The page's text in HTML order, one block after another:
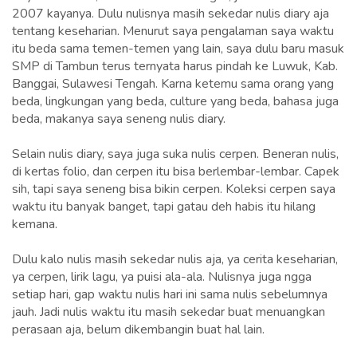
2007 kayanya. Dulu nulisnya masih sekedar nulis diary aja
tentang keseharian. Menurut saya pengalaman saya waktu
itu beda sama temen-temen yang lain, saya dulu baru masuk
SMP di Tambun terus ternyata harus pindah ke Luwuk, Kab.
Banggai, Sulawesi Tengah. Karna ketemu sama orang yang
beda, lingkungan yang beda, culture yang beda, bahasa juga
beda, makanya saya seneng nulis diary.
Selain nulis diary, saya juga suka nulis cerpen. Beneran nulis,
di kertas folio, dan cerpen itu bisa berlembar-lembar. Capek
sih, tapi saya seneng bisa bikin cerpen. Koleksi cerpen saya
waktu itu banyak banget, tapi gatau deh habis itu hilang
kemana.
Dulu kalo nulis masih sekedar nulis aja, ya cerita keseharian,
ya cerpen, lirik lagu, ya puisi ala-ala. Nulisnya juga ngga
setiap hari, gap waktu nulis hari ini sama nulis sebelumnya
jauh. Jadi nulis waktu itu masih sekedar buat menuangkan
perasaan aja, belum dikembangin buat hal lain.